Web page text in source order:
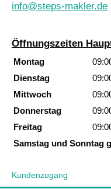
info@steps-makler.de
Öffnungszeiten
Montag
Dienstag
Mittwoch
Donnerstag
Freitag
Samstag und Sonntag
Kundenzugang